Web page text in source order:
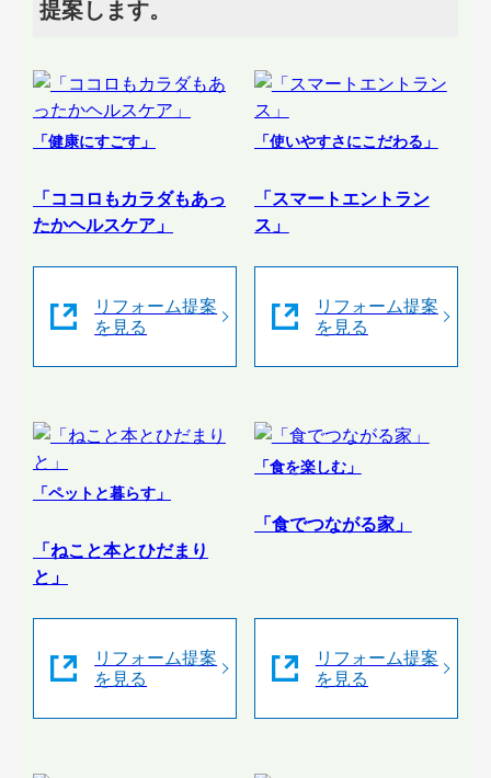
提案します。
「健康にすごす」
「ココロもカラダもあっ
たかヘルスケア」
リフォーム提案
を見る
「使いやすさにこだわる」
「スマートエントラン
ス」
リフォーム提案
を見る
「ペットと暮らす」
「ねこと本とひだまり
と」
リフォーム提案
を見る
「食を楽しむ」
「食でつながる家」
リフォーム提案
を見る